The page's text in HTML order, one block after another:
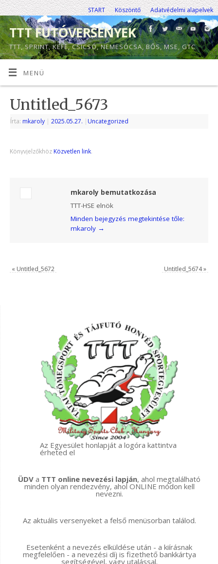
START Köszöntő Adatvédelmi alapelvek
TTT FUTÓVERSENYEK
TTT, SPRINT, KEFE, CSICSÓ, NEMESÓCSA, BŐS, MSE, GTC
MENÜ
Untitled_5673
Írta: mkaroly | 2025.05.27. | Uncategorized
Könyvjelzőkhöz Közvetlen link.
mkaroly bemutatkozása
TTT-HSE elnök
Minden bejegyzés megtekintése tőle:
mkaroly →
« Untitled_5672 Untitled_5674»
Az Egyesület honlapját a logóra kattintva
érheted el
ÜDV a TTT online nevezési lapján, ahol megtalálható
minden olyan rendezvény, ahol ONLINE módon kell
nevezni.
Az aktuális versenyeket a felső menüsorban találod.
Esetenként a nevezés elküldése után - a kiírásnak
megfelelően - a nevezési díj is fizethető bankkártya
segítségével, vagy utalással.